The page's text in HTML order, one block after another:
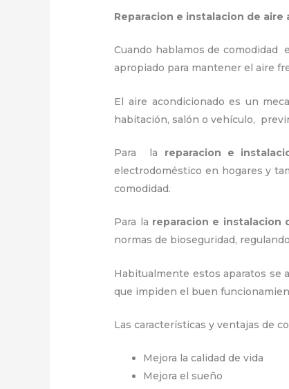
Reparacion e instalacion de aire
Cuando hablamos de comodidad
apropiado para mantener el aire
El aire acondicionado es un
habitación, salón o vehículo,
Para la reparacion e
electrodoméstico en hogares y
comodidad.
Para la reparacion e instalacion
normas de bioseguridad,
Habitualmente estos aparatos se
que impiden el buen
Las características y ventajas de
Mejora la calidad de vida
Mejora el sueño